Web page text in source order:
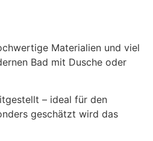
Materialien und viel
Bad mit Dusche oder
– ideal für den
geschätzt wird das